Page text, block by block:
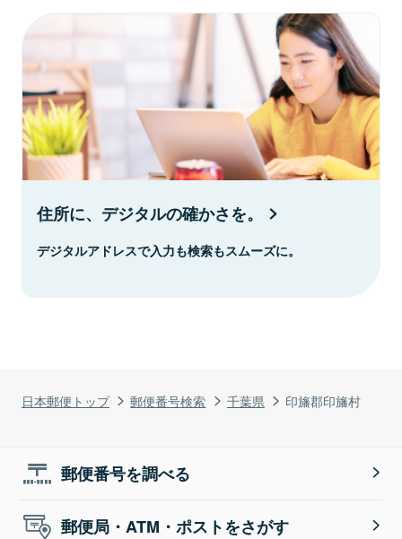
日本郵便トップ 郵便番号検索 千葉県 印旛郡印旛村
住所に、デジタルの確かさを。
デジタルアドレスで入力も検索もスムーズに。
郵便番号を調べる
郵便局・ATM・ポストをさがす